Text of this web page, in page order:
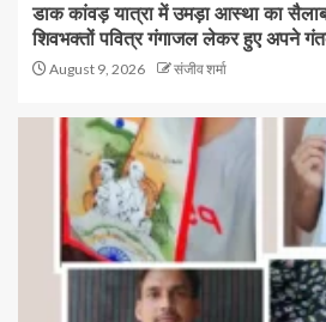
डाक कांवड़ यात्रा में उमड़ा आस्था का
शिवभक्तों पवित्र गंगाजल लेकर हुए अपने
August 9, 2026 संजीव शर्मा